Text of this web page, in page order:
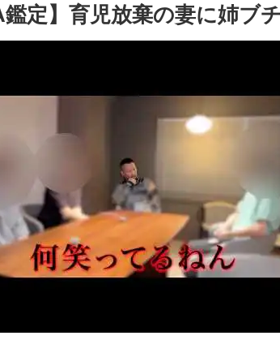
鑑定】育児放棄の妻に姉ブ